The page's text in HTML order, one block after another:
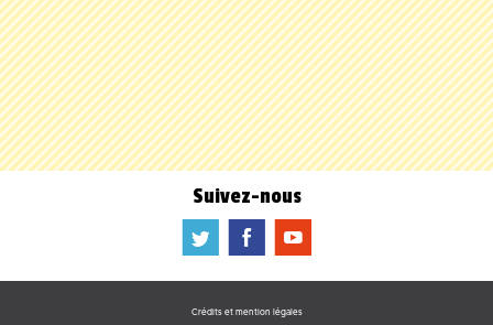
Suivez-nous
a b f
Crédits et mention légales